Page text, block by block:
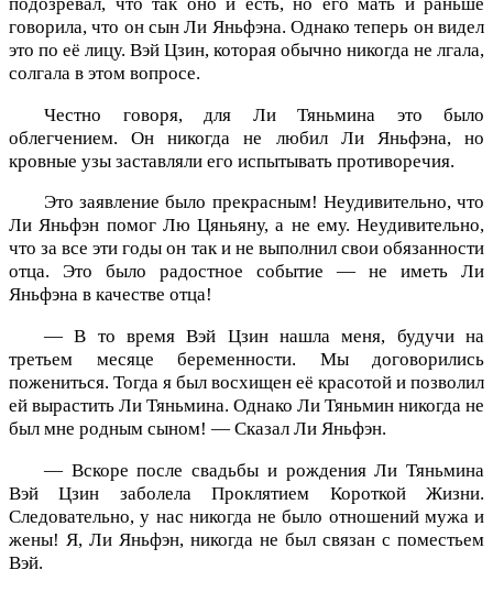
говорила, что он сын Ли Яньфэна. Однако теперь он видел
это по её лицу. Вэй Цзин, которая обычно никогда не лгала,
солгала в этом вопросе.
Честно говоря, для Ли Тяньмина это было
облегчением. Он никогда не любил Ли Яньфэна, но
кровные узы заставляли его испытывать противоречия.
Это заявление было прекрасным! Неудивительно, что
Ли Яньфэн помог Лю Цяньяну, а не ему. Неудивительно,
что за все эти годы он так и не выполнил свои обязанности
отца. Это было радостное событие — не иметь Ли
Яньфэна в качестве отца!
— В то время Вэй Цзин нашла меня, будучи на
третьем месяце беременности. Мы договорились
пожениться. Тогда я был восхищен её красотой и позволил
ей вырастить Ли Тяньмина. Однако Ли Тяньмин никогда не
был мне родным сыном! — Сказал Ли Яньфэн.
— Вскоре после свадьбы и рождения Ли Тяньмина
Вэй Цзин заболела Проклятием Короткой Жизни.
Следовательно, у нас никогда не было отношений мужа и
жены! Я, Ли Яньфэн, никогда не был связан с поместьем
Вэй.